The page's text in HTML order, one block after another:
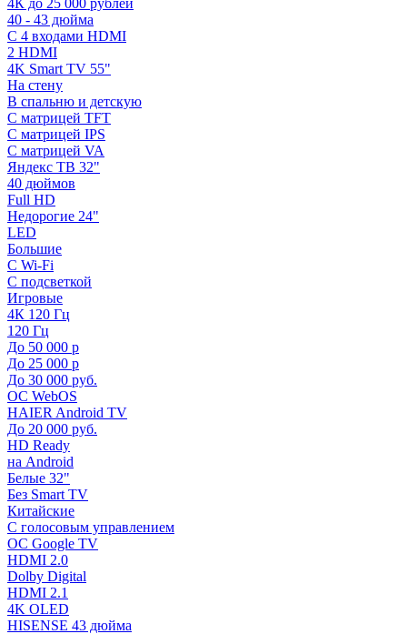
40 - 43 дюйма
С 4 входами HDMI
2 HDMI
4K Smart TV 55"
На стену
В спальню и детскую
С матрицей TFT
С матрицей IPS
С матрицей VA
Яндекс ТВ 32"
40 дюймов
Full HD
Недорогие 24"
LED
Большие
С Wi-Fi
С подсветкой
Игровые
4К 120 Гц
120 Гц
До 50 000 р
До 25 000 р
До 30 000 руб.
ОС WebOS
HAIER Android TV
До 20 000 руб.
HD Ready
на Android
Белые 32"
Без Smart TV
Китайские
С голосовым управлением
ОС Google TV
HDMI 2.0
Dolby Digital
HDMI 2.1
4K OLED
HISENSE 43 дюйма